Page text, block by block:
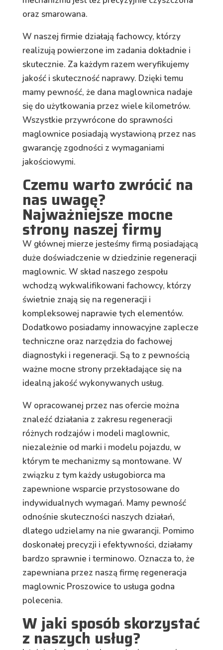
oraz smarowana.
W naszej firmie działają fachowcy, którzy
realizują powierzone im zadania dokładnie i
skutecznie. Za każdym razem weryfikujemy
jakość i skuteczność naprawy. Dzięki temu
mamy pewność, że dana maglownica nadaje
się do użytkowania przez wiele kilometrów.
Wszystkie przywrócone do sprawności
maglownice posiadają wystawioną przez nas
gwarancję zgodności z wymaganiami
jakościowymi.
Czemu warto zwrócić na
nas uwagę?
Najważniejsze mocne
strony naszej firmy
W głównej mierze jesteśmy firmą posiadającą
duże doświadczenie w dziedzinie regeneracji
maglownic. W skład naszego zespołu
wchodzą wykwalifikowani fachowcy, którzy
świetnie znają się na regeneracji i
kompleksowej naprawie tych elementów.
Dodatkowo posiadamy innowacyjne zaplecze
techniczne oraz narzędzia do fachowej
diagnostyki i regeneracji. Są to z pewnością
ważne mocne strony przekładające się na
idealną jakość wykonywanych usług.
W opracowanej przez nas ofercie można
znaleźć działania z zakresu regeneracji
różnych rodzajów i modeli maglownic,
niezależnie od marki i modelu pojazdu, w
którym te mechanizmy są montowane. W
związku z tym każdy usługobiorca ma
zapewnione wsparcie przystosowane do
indywidualnych wymagań. Mamy pewność
odnośnie skuteczności naszych działań,
dlatego udzielamy na nie gwarancji. Pomimo
doskonałej precyzji i efektywności, działamy
bardzo sprawnie i terminowo. Oznacza to, że
zapewniana przez naszą firmę regeneracja
maglownic Proszowice to usługa godna
polecenia.
W jaki sposób skorzystać
z naszych usług?